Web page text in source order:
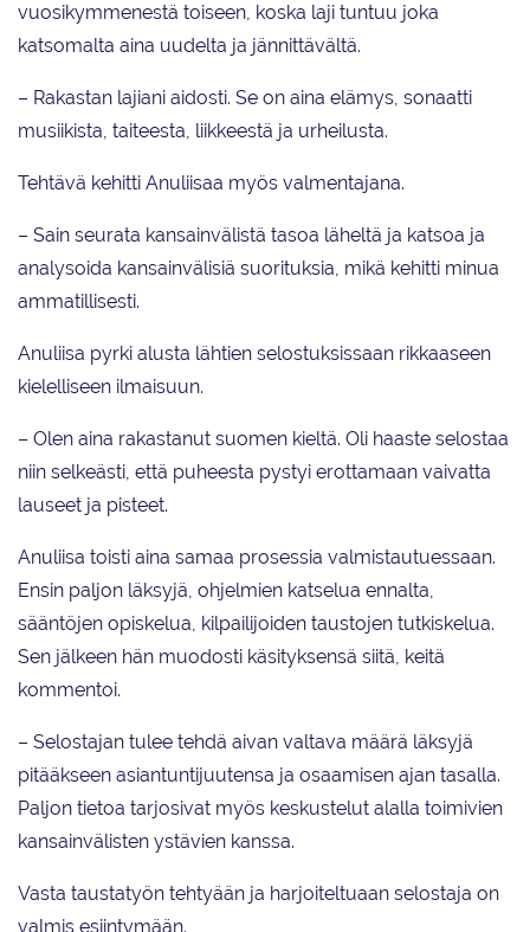
vuosikymmenestä toiseen, koska laji tuntuu joka
katsomalta aina uudelta ja jännittävältä.
– Rakastan lajiani aidosti. Se on aina elämys, sonaatti
musiikista, taiteesta, liikkeestä ja urheilusta.
Tehtävä kehitti Anuliisaa myös valmentajana.
– Sain seurata kansainvälistä tasoa läheltä ja katsoa ja
analysoida kansainvälisiä suorituksia, mikä kehitti minua
ammatillisesti.
Anuliisa pyrki alusta lähtien selostuksissaan rikkaaseen
kielelliseen ilmaisuun.
– Olen aina rakastanut suomen kieltä. Oli haaste selostaa
niin selkeästi, että puheesta pystyi erottamaan vaivatta
lauseet ja pisteet.
Anuliisa toisti aina samaa prosessia valmistautuessaan.
Ensin paljon läksyjä, ohjelmien katselua ennalta,
sääntöjen opiskelua, kilpailijoiden taustojen tutkiskelua.
Sen jälkeen hän muodosti käsityksensä siitä, keitä
kommentoi.
– Selostajan tulee tehdä aivan valtava määrä läksyjä
pitääkseen asiantuntijuutensa ja osaamisen ajan tasalla.
Paljon tietoa tarjosivat myös keskustelut alalla toimivien
kansainvälisten ystävien kanssa.
Vasta taustatyön tehtyään ja harjoiteltuaan selostaja on
valmis esiintymään.